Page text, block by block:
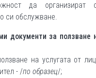
да организират
си обслужване.
за ползване
на услугата от
- /по образец/;